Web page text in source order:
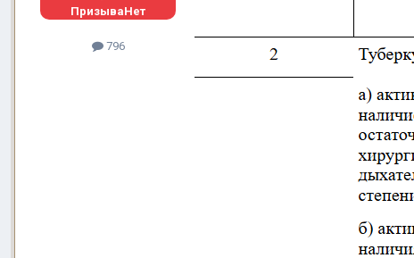
ПризываНет
796